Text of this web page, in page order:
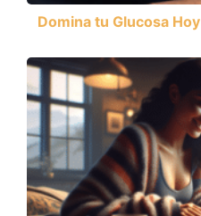
Domina tu Glucosa Hoy